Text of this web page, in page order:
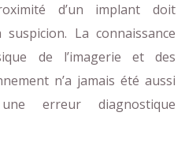
d’un implant doit
La connaissance
de l’imagerie et des
n’a jamais été aussi
erreur diagnostique